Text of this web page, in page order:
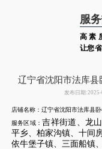
服
高素
让您
辽宁省沈阳市法库
发布日期:2025-
店铺名称：辽宁省沈阳市法库县
服务区域： 吉祥街道、龙
平乡、柏家沟镇、十间
依牛堡子镇、三面船镇